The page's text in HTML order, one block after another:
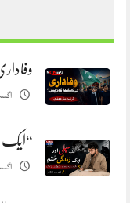
اگست
“ایک
اگست